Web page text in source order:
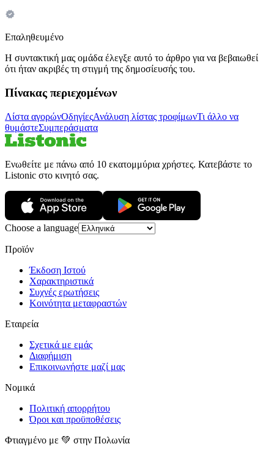
Επαληθευμένο
Η συντακτική μας ομάδα έλεγξε αυτό το άρθρο για να βεβαιωθεί
ότι ήταν ακριβές τη στιγμή της δημοσίευσής του.
Πίνακας περιεχομένων
Λίστα αγορώνΟδηγίεςΑνάλυση λίστας τροφίμωνΤι άλλο να
θυμάστεΣυμπεράσματα
Ενωθείτε με πάνω από 10 εκατομμύρια χρήστες. Κατεβάστε το
Listonic στο κινητό σας.
Choose a language
Προϊόν
Έκδοση Ιστού
Χαρακτηριστικά
Συχνές ερωτήσεις
Κοινότητα μεταφραστών
Εταιρεία
Σχετικά με εμάς
Διαφήμιση
Επικοινωνήστε μαζί μας
Νομικά
Πολιτική απορρήτου
Όροι και προϋποθέσεις
Φτιαγμένο με 💚 στην Πολωνία